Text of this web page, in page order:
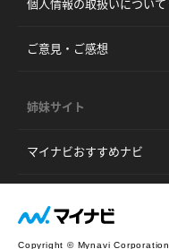
個人情報の取扱いについて
ご意見・ご感想
姉妹サイト
マイナビおすすめナビ
Copyright © Mynavi Corporation